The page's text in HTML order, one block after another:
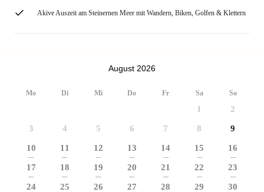
Akive Auszeit am Steinernen Meer mit Wandern, Biken, Golfen & Klettern
August 2026
Mo Di Mi Do Fr Sa So
1 2
3 4 5 6 7 8 9
10
---
11
---
12
---
13
---
14
---
15
---
16
---
17
---
18
---
19
---
20
---
21
---
22
---
23
---
24 25 26 27 28 29 30